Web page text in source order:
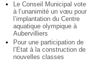
Le Conseil Municipal vote
à l’unanimité un vœu pour
l’implantation du Centre
aquatique olympique à
Aubervilliers
Pour une participation de
l’Etat à la construction de
nouvelles classes